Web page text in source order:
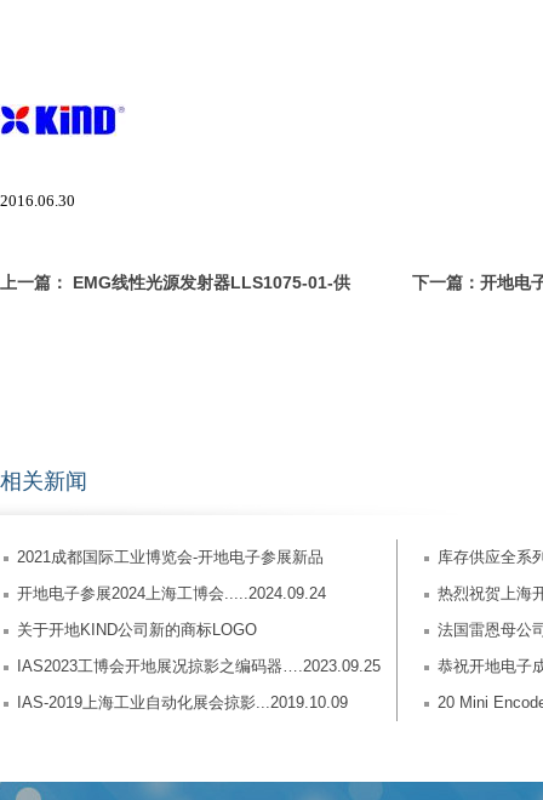
2016.06.30
上一篇： EMG线性光源发射器LLS1075-01-供 下一篇： 开地电
相关新闻
2021成都国际工业博览会-开地电子参展新品
库存供应全系
开地电子参展2024上海工博会.....2024.09.24
热烈祝贺上海
关于开地KIND公司新的商标LOGO
法国雷恩母公
ACTUATION
IAS2023工博会开地展况掠影之编码器….2023.09.25
恭祝开地电子
IAS-2019上海工业自动化展会掠影...2019.10.09
20 Mini